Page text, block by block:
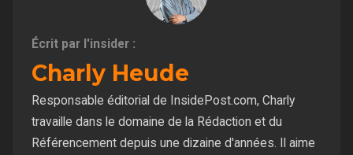
Écrit par l'insider :
Charly Heude
Responsable éditorial de InsidePost.com, Charly
travaille dans le domaine de la Rédaction et du
Référencement depuis une dizaine d'années. Il aime